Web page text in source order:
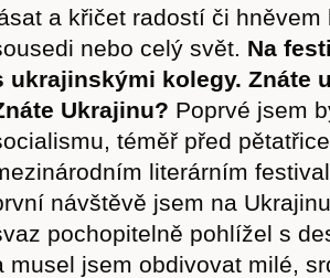
Obchod
a křičet radostí či
nebo celý svět. Na
ukrajinskými kolegy. Znáte
Ukrajinu? Poprvé jsem
téměř před
literárním
návštěvě jsem na
pochopitelně pohlížel s
musel jsem obdivovat milé,